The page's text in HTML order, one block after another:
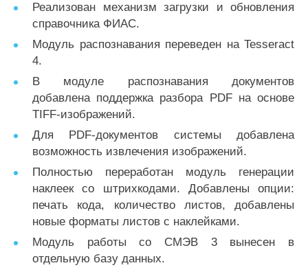
Реализован механизм загрузки и обновления
справочника ФИАС.
Модуль распознавания переведен на Tesseract
4.
В модуле распознавания документов
добавлена поддержка разбора PDF на основе
TIFF-изображений.
Для PDF-документов системы добавлена
возможность извлечения изображений.
Полностью переработан модуль генерации
наклеек со штрихкодами. Добавлены опции:
печать кода, количество листов, добавлены
новые форматы листов с наклейками.
Модуль работы со СМЭВ 3 вынесен в
отдельную базу данных.